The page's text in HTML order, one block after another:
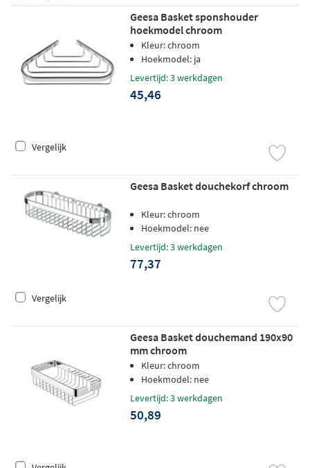
Geesa Basket sponshouder
hoekmodel chroom
Kleur: chroom
Hoekmodel: ja
Levertijd: 3 werkdagen
45,46
Vergelijk
Geesa Basket douchekorf chroom
Kleur: chroom
Hoekmodel: nee
Levertijd: 3 werkdagen
77,37
Vergelijk
Geesa Basket douchemand 190x90
mm chroom
Kleur: chroom
Hoekmodel: nee
Levertijd: 3 werkdagen
50,89